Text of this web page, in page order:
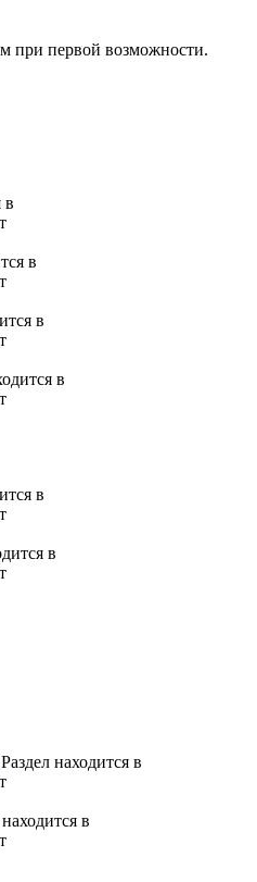
при первой возможности.
в
в
в
в
в
в
Раздел находится в
в